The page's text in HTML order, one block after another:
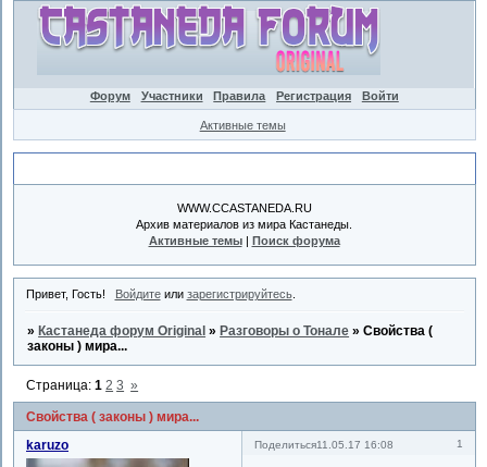
Форум Участники Правила Регистрация Войти
Активные темы
WWW.CCASTANEDA.RU
Архив материалов из мира Кастанеды.
Активные темы| Поиск форума
Привет, Гость! Войдитеили зарегистрируйтесь.
» Кастанеда форум Original » Разговоры о Тонале »Свойства (
законы ) мира...
Свойства ( законы ) мира...
Страница:1 2 3 »
Поделиться 1
11.05.17 16:08
karuzo